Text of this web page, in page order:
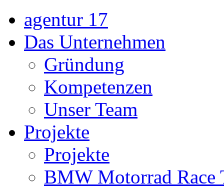
agentur 17
Das Unternehmen
Gründung
Kompetenzen
Unser Team
Projekte
Projekte
BMW Motorrad Race